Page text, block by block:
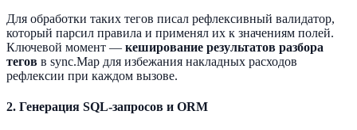
Для обработки таких тегов писал рефлексивный валидатор,
который парсил правила и применял их к значениям полей.
Ключевой момент — кеширование результатов разбора
тегов в sync.Map для избежания накладных расходов
рефлексии при каждом вызове.
2. Генерация SQL-запросов и ORM